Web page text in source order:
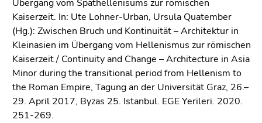
Übergang vom Späthellenisums zur römischen
Kaiserzeit. In: Ute Lohner-Urban, Ursula Quatember
(Hg.): Zwischen Bruch und Kontinuität – Architektur in
Kleinasien im Übergang vom Hellenismus zur römischen
Kaiserzeit / Continuity and Change – Architecture in Asia
Minor during the transitional period from Hellenism to
the Roman Empire, Tagung an der Universität Graz, 26.–
29. April 2017, Byzas 25. Istanbul. EGE Yerileri. 2020.
251-269.